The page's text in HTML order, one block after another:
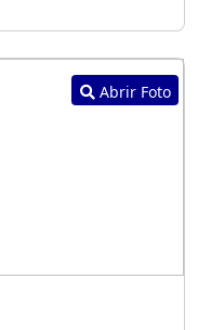
Abrir Foto